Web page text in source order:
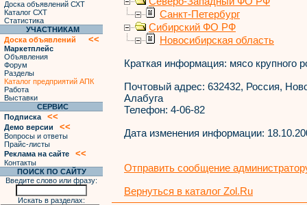
Доска объявлений СХТ
Каталог СХТ
Статистика
УЧАСТНИКАМ
Доска объявлений
<<
Маркетплейс
Объявления
Форум
Разделы
Каталог предприятий АПК
Работа
Выставки
СЕРВИС
Подписка
<<
Демо версии <<
Вопросы и ответы
Прайс-листы
Реклама на сайте
<<
Контакты
ПОИСК ПО САЙТУ
Введите слово или фразу:
Искать в разделах:
Санкт-Петербург
Сибирский ФО РФ
Новосибирская область
Краткая информация: мясо крупного
Почтовый адрес: 632432, Россия,
Алабуга
Телефон: 4-06-82
Дата изменения информации:
Отправить сообщение
Вернуться в каталог Zol.Ru